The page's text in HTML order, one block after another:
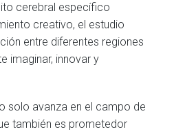
cerebral específico
creativo, el estudio
entre diferentes regiones
imaginar, innovar y
solo avanza en el campo de
también es prometedor